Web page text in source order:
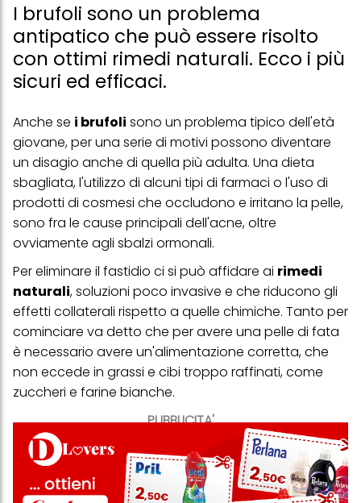
I brufoli sono un problema
antipatico che può essere risolto
con ottimi rimedi naturali. Ecco i più
sicuri ed efficaci.
PUBBLICITA'
Anche se i brufoli sono un problema tipico dell'età
giovane, per una serie di motivi possono diventare
un disagio anche di quella più adulta. Una dieta
sbagliata, l'utilizzo di alcuni tipi di farmaci o l'uso di
prodotti di cosmesi che occludono e irritano la pelle,
sono fra le cause principali dell'acne, oltre
ovviamente agli sbalzi ormonali.
Per eliminare il fastidio ci si può affidare ai rimedi
naturali, soluzioni poco invasive e che riducono gli
effetti collaterali rispetto a quelle chimiche. Tanto per
cominciare va detto che per avere una pelle di fata
è necessario avere un'alimentazione corretta, che
non eccede in grassi e cibi troppo raffinati, come
zuccheri e farine bianche.